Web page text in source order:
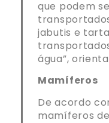
que podem
jabutis e
água”,
Mamíferos
De acordo
mamíferos